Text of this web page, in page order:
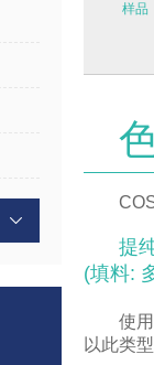
样品
提
(填料:
使
以此类